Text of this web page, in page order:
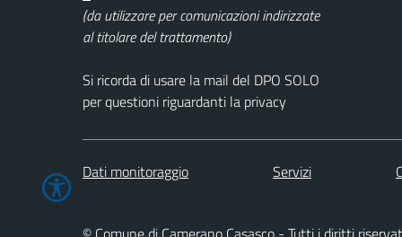
(da utilizzare per comunicazioni indirizzate
al titolare del trattamento)
Si ricorda di usare la mail del DPO SOLO
per questioni riguardanti la privacy
Dati monitoraggio Servizi